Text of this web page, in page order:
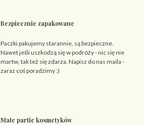
Bezpiecznie zapakowane
Paczki pakujemy starannie, są bezpieczne.
Nawet jeśli uszkodzą się w podróży - nic się nie
martw, tak też się zdarza. Napisz do nas maila -
zaraz coś poradzimy :)
Małe partie kosmetyków